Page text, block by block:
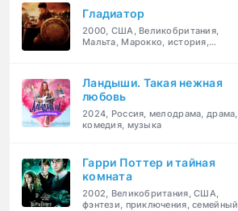
Гладиатор
2000, США, Великобритания,
Мальта, Марокко, история,
Ландыши. Такая нежная
любовь
2024, Россия, мелодрама, драма,
комедия, музыка
Гарри Поттер и тайная
комната
2002, Великобритания, США,
фэнтези, приключения, семейный